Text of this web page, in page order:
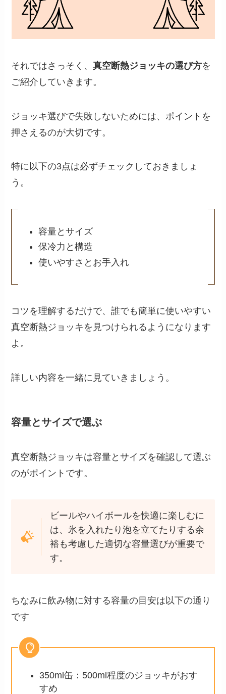
それではさっそく、真空断熱ジョッキの選び方を
ご紹介していきます。
ジョッキ選びで失敗しないためには、ポイントを
押さえるのが大切です。
特に以下の3点は必ずチェックしておきましょ
う。
容量とサイズ
保冷力と構造
使いやすさとお手入れ
コツを理解するだけで、誰でも簡単に使いやすい
真空断熱ジョッキを見つけられるようになります
よ。
詳しい内容を一緒に見ていきましょう。
容量とサイズで選ぶ
真空断熱ジョッキは容量とサイズを確認して選ぶ
のがポイントです。
ビールやハイボールを快適に楽しむに
は、氷を入れたり泡を立てたりする余
裕も考慮した適切な容量選びが重要で
す。
ちなみに飲み物に対する容量の目安は以下の通り
です
350ml缶：500ml程度のジョッキがおす
すめ